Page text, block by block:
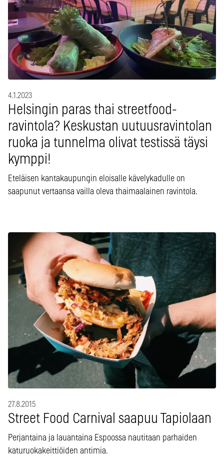
4.1.2023
Helsingin paras thai streetfood-
ravintola? Keskustan uutuusravintolan
ruoka ja tunnelma olivat testissä täysi
kymppi!
Eteläisen kantakaupungin eloisalle kävelykadulle on
saapunut vertaansa vailla oleva thaimaalainen ravintola.
27.8.2015
Street Food Carnival saapuu Tapiolaan
Perjantaina ja lauantaina Espoossa nautitaan parhaiden
katuruokakeittiöiden antimia.